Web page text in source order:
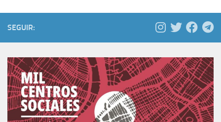
SEGUIR: